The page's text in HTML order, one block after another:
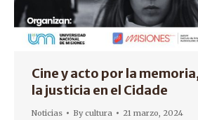
Cine y acto por la
la justicia en el Cidade
Noticias Bycultura 21 marzo, 2024